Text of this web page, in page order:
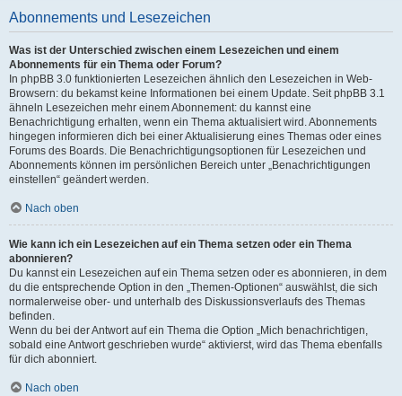
Abonnements und Lesezeichen
Was ist der Unterschied zwischen einem Lesezeichen und einem
Abonnements für ein Thema oder Forum?
In phpBB 3.0 funktionierten Lesezeichen ähnlich den Lesezeichen in Web-
Browsern: du bekamst keine Informationen bei einem Update. Seit phpBB 3.1
ähneln Lesezeichen mehr einem Abonnement: du kannst eine
Benachrichtigung erhalten, wenn ein Thema aktualisiert wird. Abonnements
hingegen informieren dich bei einer Aktualisierung eines Themas oder eines
Forums des Boards. Die Benachrichtigungsoptionen für Lesezeichen und
Abonnements können im persönlichen Bereich unter „Benachrichtigungen
einstellen“ geändert werden.
Nach oben
Wie kann ich ein Lesezeichen auf ein Thema setzen oder ein Thema
abonnieren?
Du kannst ein Lesezeichen auf ein Thema setzen oder es abonnieren, in dem
du die entsprechende Option in den „Themen-Optionen“ auswählst, die sich
normalerweise ober- und unterhalb des Diskussionsverlaufs des Themas
befinden.
Wenn du bei der Antwort auf ein Thema die Option „Mich benachrichtigen,
sobald eine Antwort geschrieben wurde“ aktivierst, wird das Thema ebenfalls
für dich abonniert.
Nach oben